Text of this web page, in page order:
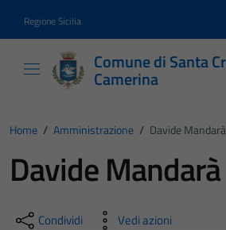
Regione Sicilia
Comune di Santa
Camerina
Home / Amministrazione / Davide Mandarà
Davide Mandarà
Condividi Vedi azioni